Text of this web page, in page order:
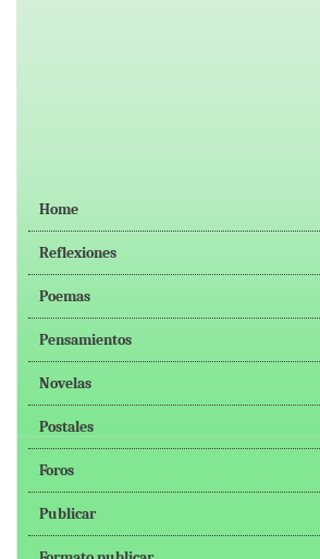
Home
Reflexiones
Poemas
Pensamientos
Novelas
Postales
Foros
Publicar